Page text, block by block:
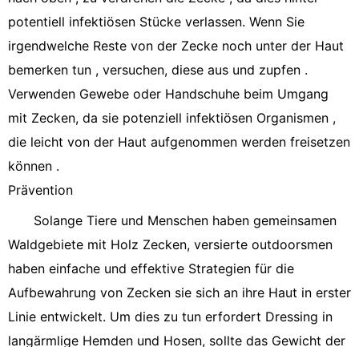
potentiell infektiösen Stücke verlassen. Wenn Sie
irgendwelche Reste von der Zecke noch unter der Haut
bemerken tun , versuchen, diese aus und zupfen .
Verwenden Gewebe oder Handschuhe beim Umgang
mit Zecken, da sie potenziell infektiösen Organismen ,
die leicht von der Haut aufgenommen werden freisetzen
können .
Prävention
Solange Tiere und Menschen haben gemeinsamen
Waldgebiete mit Holz Zecken, versierte outdoorsmen
haben einfache und effektive Strategien für die
Aufbewahrung von Zecken sie sich an ihre Haut in erster
Linie entwickelt. Um dies zu tun erfordert Dressing in
langärmlige Hemden und Hosen, sollte das Gewicht der